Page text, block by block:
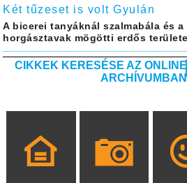
Két tűzeset is volt Gyulán
A bicerei tanyáknál szalmabála és
horgásztavak mögötti erdős
CIKKEK KERESÉSE AZ ONLINE
ARCHÍVUMBAN